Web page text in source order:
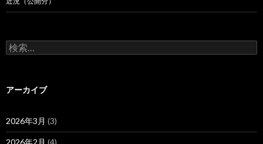
ョ
検
索:
アーカイブ
2026年3月 (3)
2026年2月 (4)